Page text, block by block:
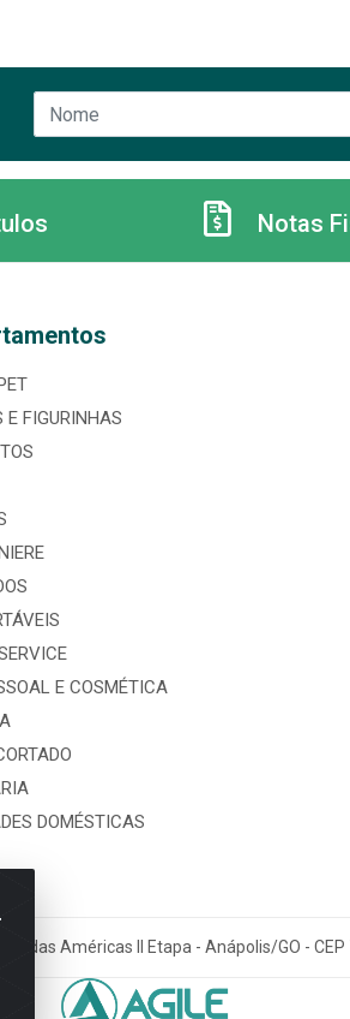
Notas
E FIGURINHAS
E COSMÉTICA
DOMÉSTICAS
das Américas II Etapa - Anápolis/GO -